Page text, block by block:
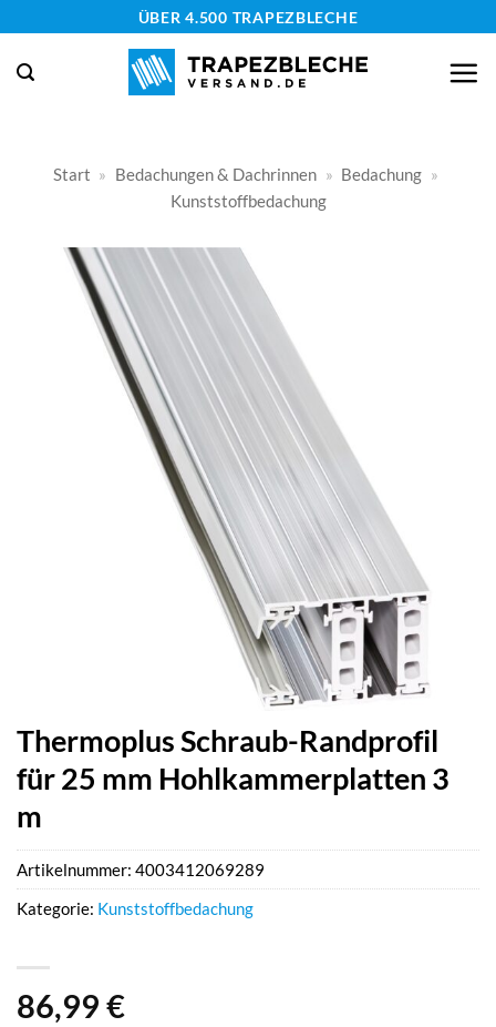
springen
ÜBER 4.500 TRAPEZBLECHE
Start » Bedachungen & Dachrinnen » Bedachung »
Kunststoffbedachung
Thermoplus Schraub-Randprofil
für 25 mm Hohlkammerplatten 3
m
86,99 €
Artikelnummer: 4003412069289
Kategorie: Kunststoffbedachung